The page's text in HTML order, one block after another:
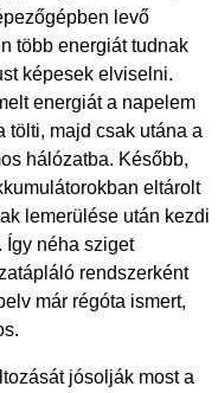
levő
több energiát tudnak
képesek elviselni.
energiát a napelem
tölti, majd csak utána a
hálózatba. Később,
eltárolt
lemerülése után kezdi
Így néha sziget
rendszerként
már régóta ismert,
jósolják most a